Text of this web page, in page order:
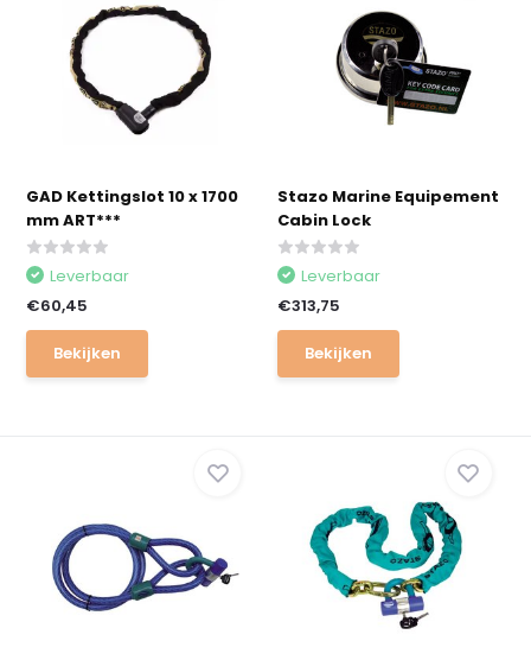
GAD Kettingslot 10 x 1700
mm ART***
Leverbaar
€60,45
Bekijken
Stazo Marine Equipement
Cabin Lock
Leverbaar
€313,75
Bekijken